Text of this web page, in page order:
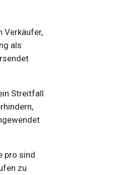
Verkäufer,
als
Streitfall
pro sind
zu